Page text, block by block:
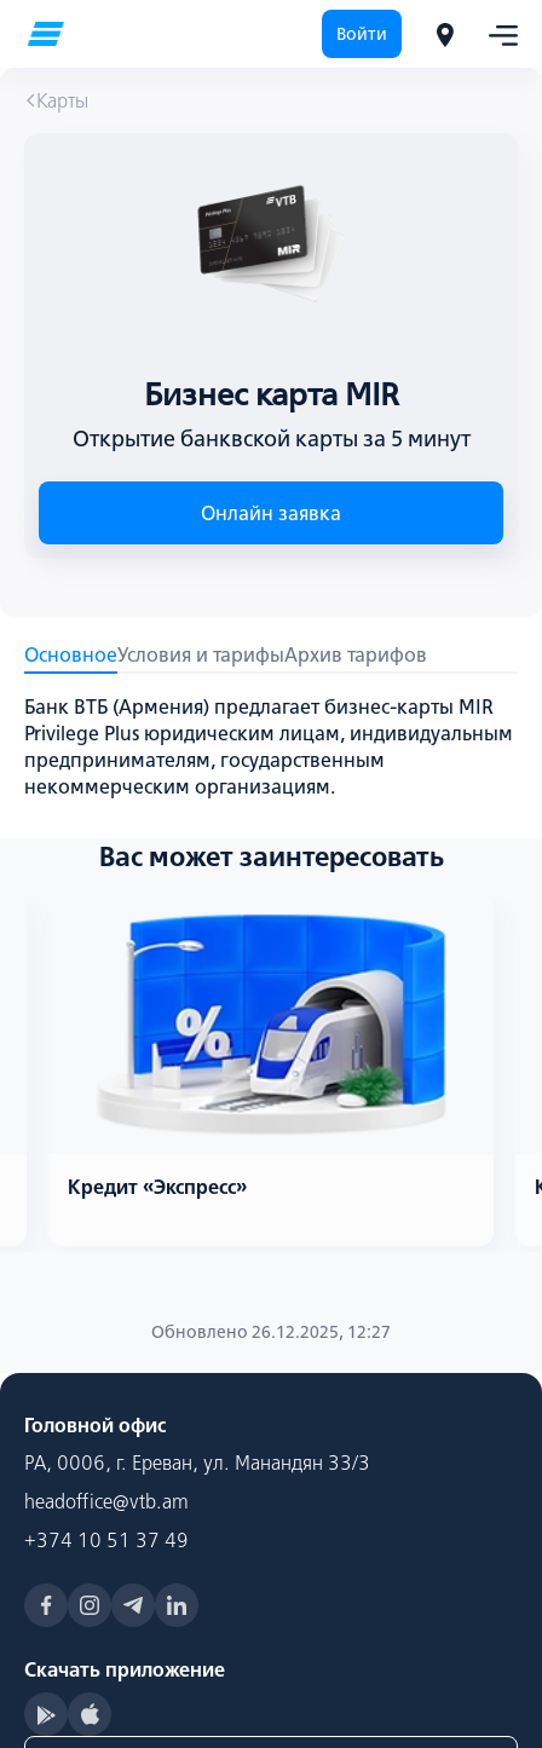
Войти
Карты
Бизнес карта MIR
Открытие банквской карты за 5 минут
Онлайн заявка
ОсновноеУсловия и тарифыАрхив тарифов
Банк ВТБ (Армения) предлагает бизнес-карты MIR
Privilege Plus юридическим лицам, индивидуальным
предпринимателям, государственным
некоммерческим организациям.
Вас может заинтересовать
Кредит «Экспресс»
Обновлено 26.12.2025, 12:27
Головной офис
РА, 0006, г. Ереван, ул. Манандян 33/3
headoffice@vtb.am
+374 10 51 37 49
Скачать приложение